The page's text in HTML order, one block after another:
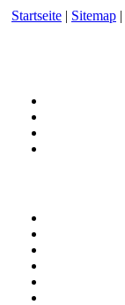
Startseite | Sitemap |